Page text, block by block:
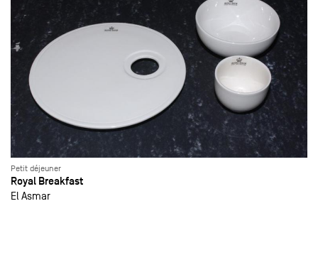
Petit déjeuner
Royal Breakfast
El Asmar